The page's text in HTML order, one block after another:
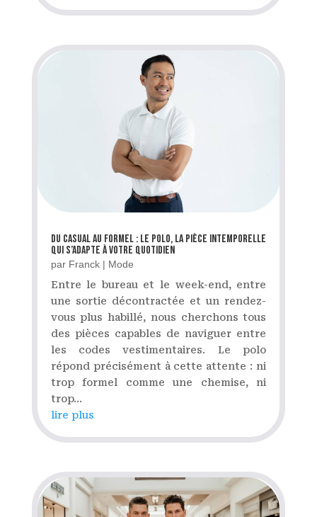
Du casual au formel : le polo, la pièce intemporelle
qui s’adapte à votre quotidien
par Franck| Mode
Entre le bureau et le week-end, entre
une sortie décontractée et un rendez-
vous plus habillé, nous cherchons tous
des pièces capables de naviguer entre
les codes vestimentaires. Le polo
répond précisément à cette attente : ni
trop formel comme une chemise, ni
trop...
lire plus